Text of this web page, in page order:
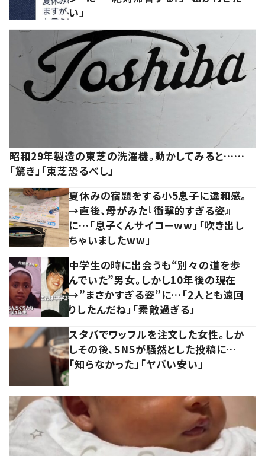
い」
昭和29年製造の東芝の洗濯機。動かしてみると……
「驚き」「東芝恐るべし」
夏休みの宿題をする小5息子に違和感。
→直後、母がみた『衝撃的すぎる姿』
に…「息子くんサイコーww」「吹き出し
ちゃいましたww」
中学生の時に出会うも“別々の道を歩
んでいた”男女。しかし10年後の現在
→”まさかすぎる姿”に…「2人とも遠回
りしたんだね」「素敵過ぎる」
スタバでワッフルを注文した女性。しか
しその後、SNSが騒然とした投稿に…
「知らなかった」「ヤバい安い」